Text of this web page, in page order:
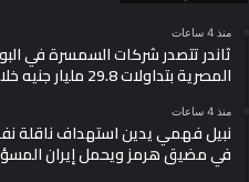
منذ 4 ساعات
ثاندر تتصدر شركات السمسرة في
المصرية بتداولات 29.8 مليار جنيه خلال أسبوع
منذ 4 ساعات
نبيل فهمي يدين استهداف ناقلة
في مضيق هرمز ويحمل إيران